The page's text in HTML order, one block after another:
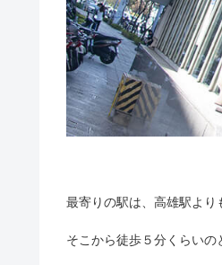
最寄りの駅は、高雄駅より
そこから徒歩５分くらいの